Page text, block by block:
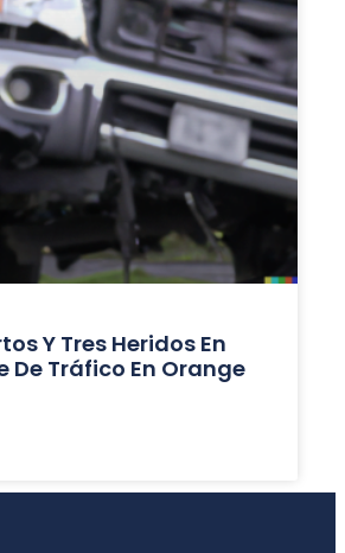
Y Tres Heridos En
De Tráfico En Orange